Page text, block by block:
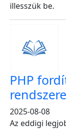
illesszük be.
PHP
2025-08-08
Az eddigi